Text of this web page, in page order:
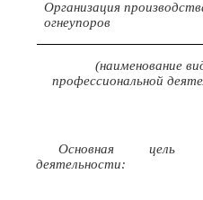
Организация
огнеупоров
(наименование
профессиональной
Основная цель
деятельности: